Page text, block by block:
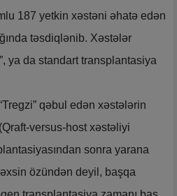
187 yetkin xəstəni əhatə edən
təsdiqlənib. Xəstələr
ya da standart transplantasiya
qəbul edən xəstələrin
versus-host xəstəliyi
sonra yarana
özündən deyil, başqa